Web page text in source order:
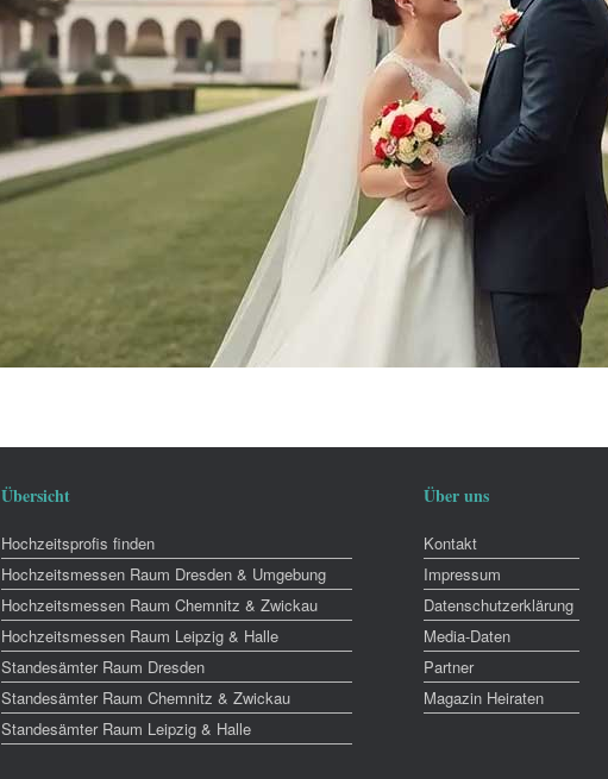
Übersicht
Hochzeitsprofis finden
Hochzeitsmessen Raum Dresden & Umgebung
Hochzeitsmessen Raum Chemnitz & Zwickau
Hochzeitsmessen Raum Leipzig & Halle
Standesämter Raum Dresden
Standesämter Raum Chemnitz & Zwickau
Standesämter Raum Leipzig & Halle
Über uns
Kontakt
Impressum
Datenschutzerklärung
Media-Daten
Partner
Magazin Heiraten